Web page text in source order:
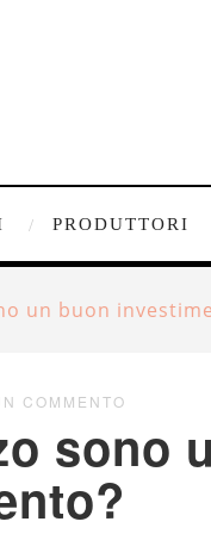
PRODUTTORI
un buon
COMMENTO
sono